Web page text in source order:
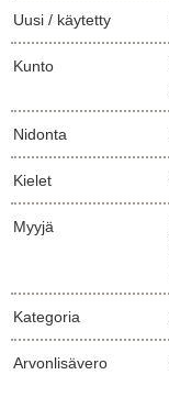
Uusi / käytetty
Kunto
Nidonta
Kielet
Myyjä
Kategoria
Arvonlisävero